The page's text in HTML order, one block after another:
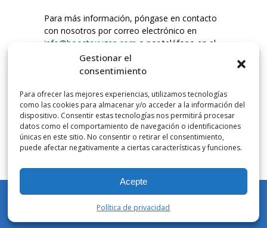
Gestionar el
consentimiento
Para ofrecer las mejores experiencias, utilizamos tecnologías
como las cookies para almacenar y/o acceder a la información del
dispositivo. Consentir estas tecnologías nos permitirá procesar
datos como el comportamiento de navegación o identificaciones
únicas en este sitio. No consentir o retirar el consentimiento,
puede afectar negativamente a ciertas características y funciones.
Acepte
Política de privacidad
Para más información, póngase en contacto
con nosotros por correo electrónico en
info@boostoxygen.com o por teléfono en el
203.331.8100.
INSTRUCCIONES DE USO
Colocar hasta la boca, presionar firmemente
el botón e inhalar. Coloque la mascarilla
debajo de la nariz y sobre la boca. Presione el
gatillo hacia abajo para activar el flujo. Inspire
por la boca.
NÚMERO DE INHALACIONES
Los botes de bolsillo Boost Oxygen contienen
más de 3 litros de oxígeno respirable de
Aviator. Esto equivale a aproximadamente 60